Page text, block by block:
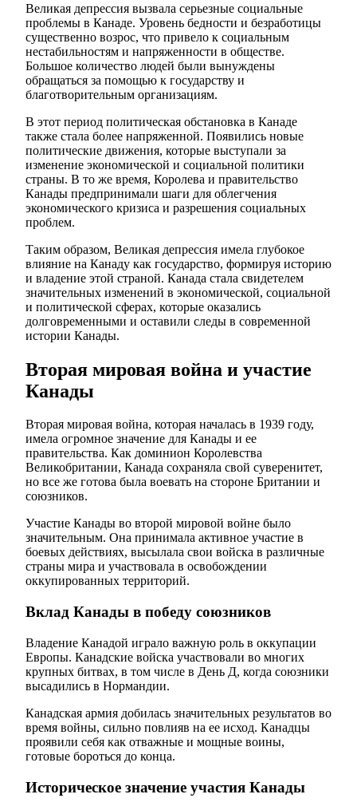
Великая депрессия вызвала серьезные социальные
проблемы в Канаде. Уровень бедности и безработицы
существенно возрос, что привело к социальным
нестабильностям и напряженности в обществе.
Большое количество людей были вынуждены
обращаться за помощью к государству и
благотворительным организациям.
В этот период политическая обстановка в Канаде
также стала более напряженной. Появились новые
политические движения, которые выступали за
изменение экономической и социальной политики
страны. В то же время, Королева и правительство
Канады предпринимали шаги для облегчения
экономического кризиса и разрешения социальных
проблем.
Таким образом, Великая депрессия имела глубокое
влияние на Канаду как государство, формируя историю
и владение этой страной. Канада стала свидетелем
значительных изменений в экономической, социальной
и политической сферах, которые оказались
долговременными и оставили следы в современной
истории Канады.
Вторая мировая война и участие
Канады
Вторая мировая война, которая началась в 1939 году,
имела огромное значение для Канады и ее
правительства. Как доминион Королевства
Великобритании, Канада сохраняла свой суверенитет,
но все же готова была воевать на стороне Британии и
союзников.
Участие Канады во второй мировой войне было
значительным. Она принимала активное участие в
боевых действиях, высылала свои войска в различные
страны мира и участвовала в освобождении
оккупированных территорий.
Вклад Канады в победу союзников
Владение Канадой играло важную роль в оккупации
Европы. Канадские войска участвовали во многих
крупных битвах, в том числе в День Д, когда союзники
высадились в Нормандии.
Канадская армия добилась значительных результатов во
время войны, сильно повлияв на ее исход. Канадцы
проявили себя как отважные и мощные воины,
готовые бороться до конца.
Историческое значение участия Канады